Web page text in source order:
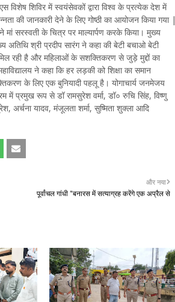
विशेष शिविर में स्वयंसेवकों द्वारा विश्व के प्रत्येक देश में
की जानकारी देने के लिए गोष्ठी का आयोजन किया गया |
मां सरस्वती के चित्र पर माल्यार्पण करके किया। मुख्य
अतिथि श्री प्रदीप सारंग ने कहा की बेटी बचाओ बेटी
रही है और महिलाओं के सशक्तिकरण से जुड़े मुद्दों का
ने कहा कि हर लड़की को शिक्षा का समान
के लिए एक बुनियादी पहलू है। योगाचार्य जनमेजय
में प्रमुख रूप से डॉ रामसुरेश वर्मा, डॉ० रुचि सिंह, विष्णु
अर्चना यादव, मंजूलता शर्मा, सुष्मिता शुक्ला आदि
और नया
पूर्वांचल गांधी "बनारस में सत्याग्रह करेंगे एक अप्रैल से